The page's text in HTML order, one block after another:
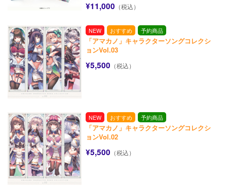
¥11,000 （税込）
NEW おすすめ 予約商品
「アマカノ」キャラクターソングコレクシ
ョンVol.03
¥5,500 （税込）
NEW おすすめ 予約商品
「アマカノ」キャラクターソングコレクシ
ョンVol.02
¥5,500 （税込）